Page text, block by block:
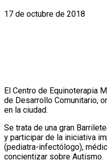
17 de octubre de 2018
El Centro de Equinoterapia
de Desarrollo Comunitario,
en la ciudad.
Se trata de una gran
y participar de la iniciativa
(pediatra-infectólogo),
concientizar sobre Autismo.